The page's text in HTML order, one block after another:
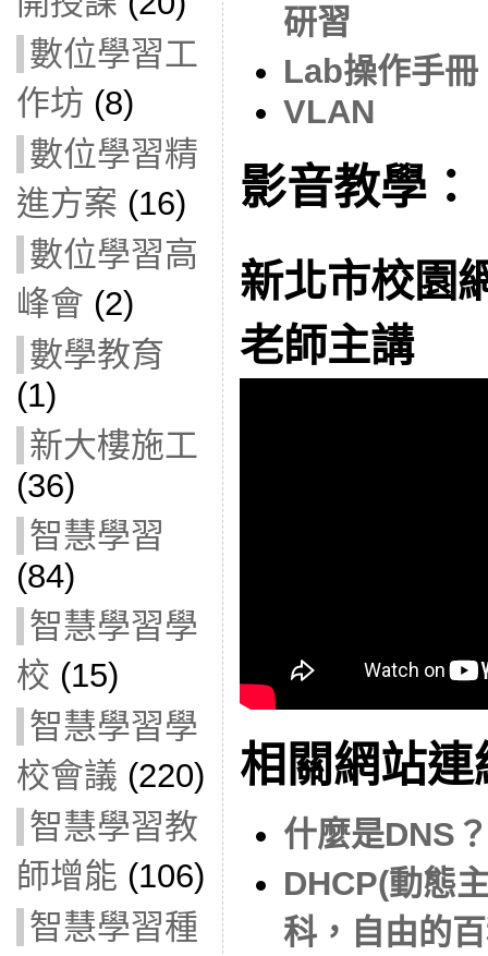
數位學習工
作坊 (8)
數位學習精
進方案 (16)
數位學習高
峰會 (2)
數學教育
(1)
新大樓施工
(36)
智慧學習
(84)
智慧學習學
校 (15)
智慧學習學
校會議 (220)
智慧學習教
師增能 (106)
智慧學習種
研習
Lab操作手冊
VLAN
影音教學：
新北市校園
老師主講
相關網站連
什麼是DNS
DHCP(動態
科，自由的